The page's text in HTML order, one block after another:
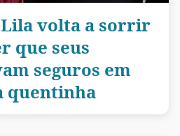
volta a sorrir
que seus
seguros em
quentinha